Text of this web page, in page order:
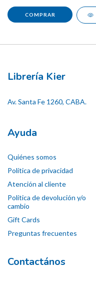
Librería Kier
Av. Santa Fe 1260, CABA.
Ayuda
Quiénes somos
Política de privacidad
Atención al cliente
Política de devolución y/o
cambio
Gift Cards
Preguntas frecuentes
Contactános